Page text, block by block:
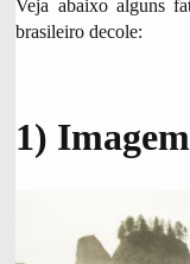
Veja abaixo alguns
brasileiro decole:
1)